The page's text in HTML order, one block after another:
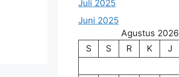
Juli 2025
Juni 2025
Agustus 2026
S
S R K J